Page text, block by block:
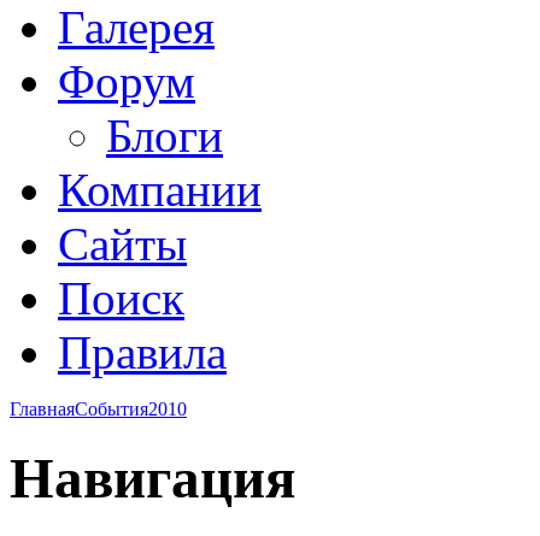
Галерея
Форум
Блоги
Компании
Сайты
Поиск
Правила
ГлавнаяСобытия2010
Навигация